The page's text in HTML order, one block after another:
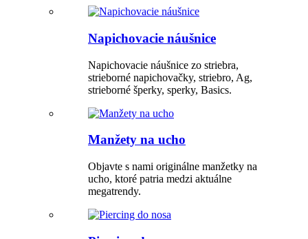
Napichovacie náušnice
Napichovacie náušnice zo striebra,
strieborné napichovačky, striebro, Ag,
strieborné šperky, sperky, Basics.
Manžety na ucho
Objavte s nami originálne manžetky na
ucho, ktoré patria medzi aktuálne
megatrendy.